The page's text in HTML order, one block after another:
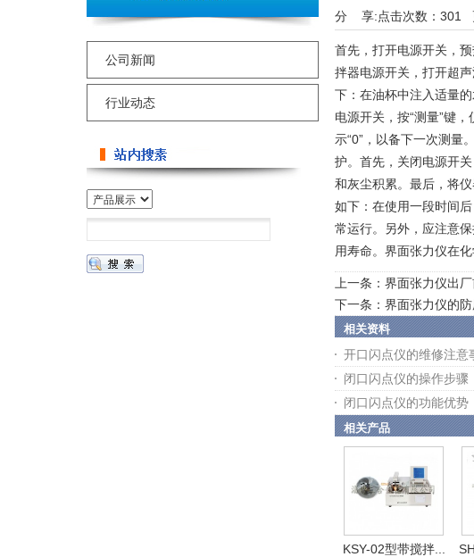
点击次数： 301
分 享:
首先，打开电源开关，
拌器电源开关，打开超
下：在油杯中注入适量
电源开关，按“测量”键
示“0”，以备下一次测量
护。首先，关闭电源开
和灰尘积累。最后，将
如下：在使用一段时间
常运行。另外，应注意
用寿命。界面张力仪在
上一条： 界面张力仪出厂
下一条： 界面张力仪的防
相关资料
开口闪点仪的维修注意
闭口闪点仪的操作步骤
闭口闪点仪的功能优势
相关产品
KSY-02型带搅拌...
公司新闻
行业动态